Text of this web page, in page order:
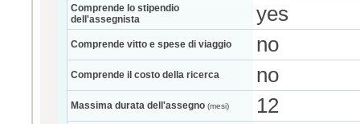
Comprende lo stipendio
dell'assegnista
yes
Comprende vitto e spese di viaggio no
Comprende il costo della ricerca no
Massima durata dell'assegno (mesi) 12